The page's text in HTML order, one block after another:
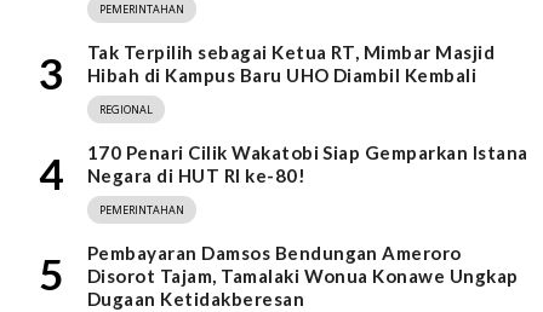
PEMERINTAHAN
3
Tak Terpilih sebagai Ketua RT, Mimbar Masjid
Hibah di Kampus Baru UHO Diambil Kembali
REGIONAL
4
170 Penari Cilik Wakatobi Siap Gemparkan Istana
Negara di HUT RI ke-80!
PEMERINTAHAN
5
Pembayaran Damsos Bendungan Ameroro
Disorot Tajam, Tamalaki Wonua Konawe Ungkap
Dugaan Ketidakberesan